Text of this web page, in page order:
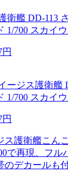
衛艦 DD-113
1/700 スカイ
円
ージス護衛艦
1/700 スカイ
円
ス護衛艦こん
で再現、フ
のデカールも